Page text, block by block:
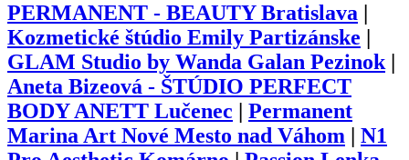
PERMANENT - BEAUTY Bratislava
Kozmetické štúdio Emily Partizánske
GLAM Studio by Wanda Galan Pezinok|
Aneta Bizeová - ŠTÚDIO PERFECT
BODY ANETT Lučenec
Permanent
Marina Art Nové Mesto nad Váhom
N1